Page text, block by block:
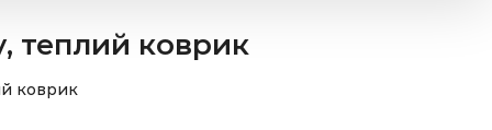
теплий коврик
коврик